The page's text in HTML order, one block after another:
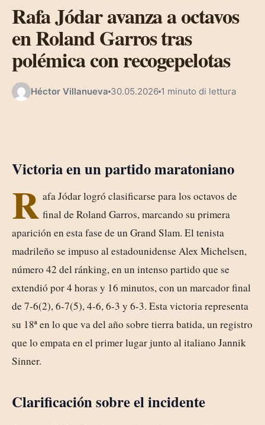
Rafa Jódar avanza a octavos
en Roland Garros tras
polémica con recogepelotas
Héctor Villanueva 30.05.2026 1 minuto di lettura
Victoria en un partido maratoniano
R afa Jódar logró clasificarse para los octavos de
final de Roland Garros, marcando su primera
aparición en esta fase de un Grand Slam. El tenista
madrileño se impuso al estadounidense Alex Michelsen,
número 42 del ránking, en un intenso partido que se
extendió por 4 horas y 16 minutos, con un marcador final
de 7-6(2), 6-7(5), 4-6, 6-3 y 6-3. Esta victoria representa
su 18ª en lo que va del año sobre tierra batida, un registro
que lo empata en el primer lugar junto al italiano Jannik
Sinner.
Clarificación sobre el incidente